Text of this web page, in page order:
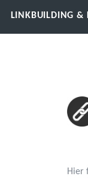
LINKBUILDING
Hier